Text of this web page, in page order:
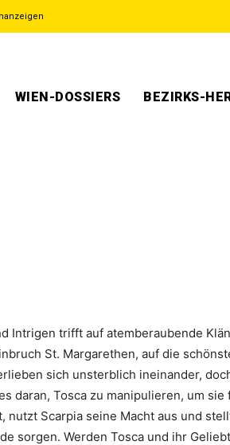
WIEN-DOSSIERS BEZIRKS-
Intrigen trifft auf atemberaubende
St. Margarethen, auf die
sich unsterblich ineinander,
daran, Tosca zu manipulieren, um
Scarpia seine Macht aus und
sorgen. Werden Tosca und ihr